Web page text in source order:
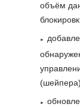
объём